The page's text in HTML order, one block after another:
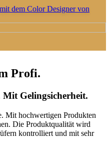
mit dem Color Designer von
Profi.
Gelingsicherheit.
Mit hochwertigen Produkten
Die Produktqualität wird
kontrolliert und mit sehr